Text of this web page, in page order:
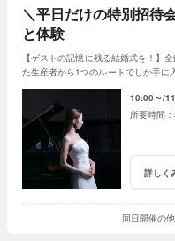
＼平日だけの特別招待
と体験
【ゲストの記憶に残る結婚式を！】
た生産者から1つのルートでしか手に
10:00～
詳しく
同日開催の